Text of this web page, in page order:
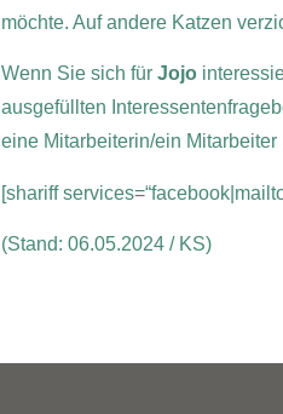
möchte. Auf andere Katzen
Wenn Sie sich für Jojo
ausgefüllten
eine Mitarbeiterin/ein
[shariff
(Stand: 06.05.2024 / KS)